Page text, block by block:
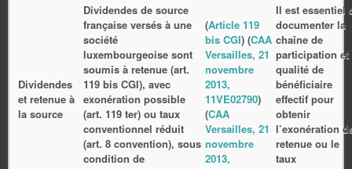
Dividendes
et retenue à
la source
Dividendes de source
française versés à une
société
luxembourgeoise sont
soumis à retenue (art.
119 bis CGI), avec
exonération possible
(art. 119 ter) ou taux
conventionnel réduit
(art. 8 convention), sous
condition de
(Article 119
bis CGI) (CAA
Versailles, 21
novembre
2013,
11VE02790)
(CAA
Versailles, 21
novembre
2013,
Il est essentiel
documenter la
chaîne de
participation et
qualité de
bénéficiaire
effectif pour
obtenir
l’exonération
retenue ou le
taux